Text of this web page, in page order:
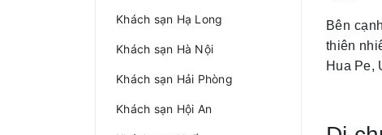
Khách sạn Hạ Long
Khách sạn Hà Nội
Khách sạn Hải Phòng
Khách sạn Hội An
Bên
thiên
Hua Pe,